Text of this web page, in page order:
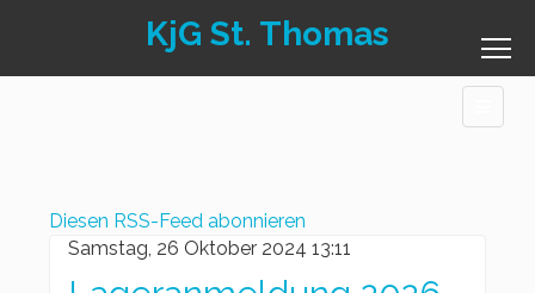
KjG St. Thomas
Diesen RSS-Feed abonnieren
Samstag, 26 Oktober 2024 13:11